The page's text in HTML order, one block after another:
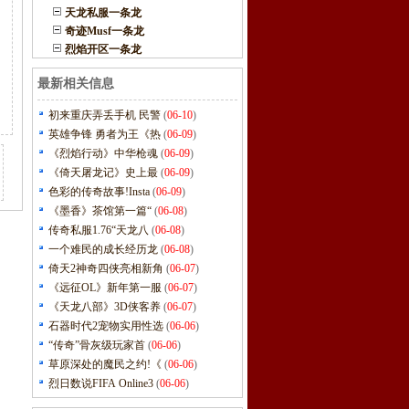
天龙私服一条龙
奇迹Musf一条龙
烈焰开区一条龙
最新相关信息
初来重庆弄丢手机 民警 (06-10)
英雄争锋 勇者为王《热 (06-09)
《烈焰行动》中华枪魂 (06-09)
《倚天屠龙记》史上最 (06-09)
色彩的传奇故事!Insta (06-09)
《墨香》茶馆第一篇“ (06-08)
传奇私服1.76“天龙八 (06-08)
一个难民的成长经历龙 (06-08)
倚天2神奇四侠亮相新角 (06-07)
《远征OL》新年第一服 (06-07)
《天龙八部》3D侠客养 (06-07)
石器时代2宠物实用性选 (06-06)
“传奇”骨灰级玩家首 (06-06)
草原深处的魔民之约!《 (06-06)
烈日数说FIFA Online3 (06-06)